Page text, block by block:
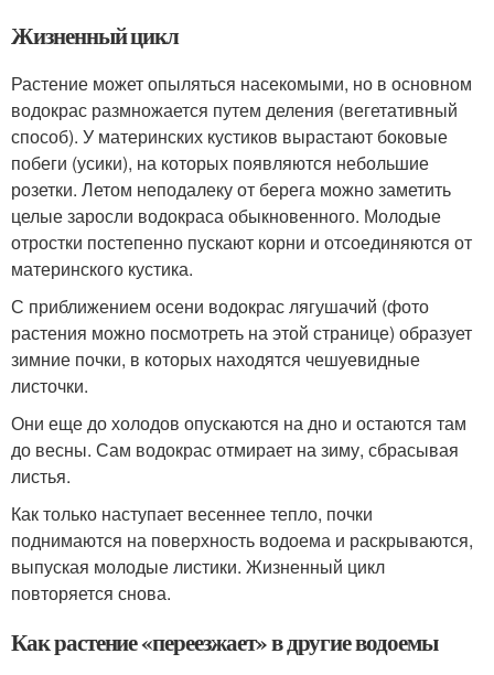
Жизненный цикл
Растение может опыляться насекомыми, но в основном
водокрас размножается путем деления (вегетативный
способ). У материнских кустиков вырастают боковые
побеги (усики), на которых появляются небольшие
розетки. Летом неподалеку от берега можно заметить
целые заросли водокраса обыкновенного. Молодые
отростки постепенно пускают корни и отсоединяются от
материнского кустика.
С приближением осени водокрас лягушачий (фото
растения можно посмотреть на этой странице) образует
зимние почки, в которых находятся чешуевидные
листочки.
Они еще до холодов опускаются на дно и остаются там
до весны. Сам водокрас отмирает на зиму, сбрасывая
листья.
Как только наступает весеннее тепло, почки
поднимаются на поверхность водоема и раскрываются,
выпуская молодые листики. Жизненный цикл
повторяется снова.
Как растение «переезжает» в другие водоемы